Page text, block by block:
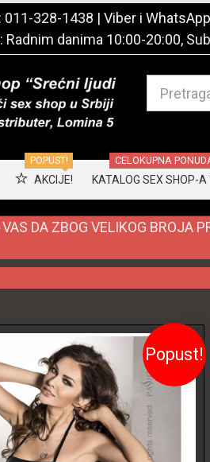
011-328-1438 | Viber i WhatsApp
Radnim danima 10:00-20:00,
AKCIJE!
POPUST!
KATALOG SEX SHOP-A
CELOKUPNA
DA ZBOG VELIKOG BROJA
Popust!